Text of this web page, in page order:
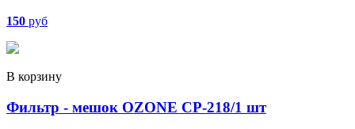
150 руб
В корзину
Фильтр - мешок OZONE CP-218/1 шт